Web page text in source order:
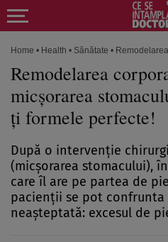
Home • Health • Sănătate •
Remodelarea
micșorarea
ți formele perfecte!
După o intervenție
(micșorarea stomacului),
care îl are pe partea de
pacienții se pot confrunta
neașteptată: excesul de